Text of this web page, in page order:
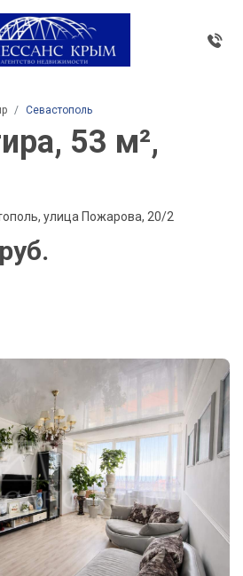
Севастополь
53 м²,
улица Пожарова, 20/2